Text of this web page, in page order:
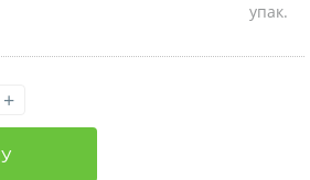
упак.
+